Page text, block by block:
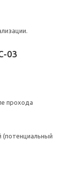
03
прохода